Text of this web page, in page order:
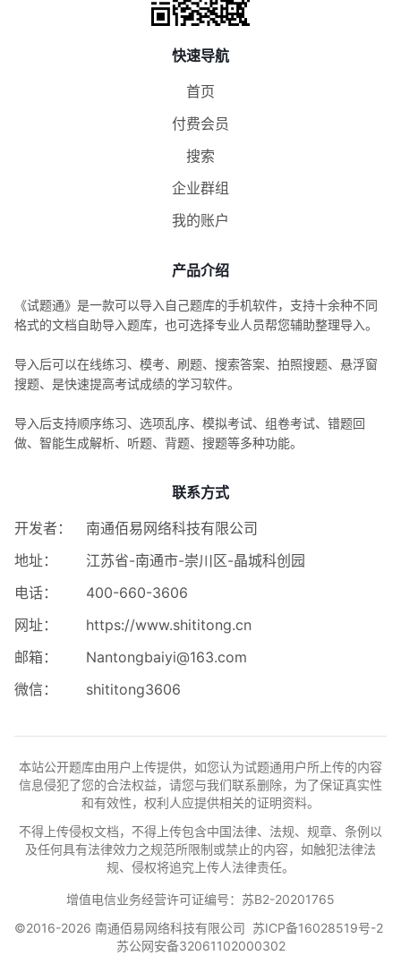
快速导航
首页
付费会员
搜索
企业群组
我的账户
产品介绍
《试题通》是一款可以导入自己题库的手机软件，支持十余种不同
格式的文档自助导入题库，也可选择专业人员帮您辅助整理导入。
导入后可以在线练习、模考、刷题、搜索答案、拍照搜题、悬浮窗
搜题、是快速提高考试成绩的学习软件。
导入后支持顺序练习、选项乱序、模拟考试、组卷考试、错题回
做、智能生成解析、听题、背题、搜题等多种功能。
联系方式
开发者：
南通佰易网络科技有限公司
地址：
江苏省-南通市-崇川区-晶城科创园
电话：
400-660-3606
网址：
https://www.shititong.cn
邮箱：
Nantongbaiyi@163.com
微信：
shititong3606
本站公开题库由用户上传提供，如您认为试题通用户所上传的内容
信息侵犯了您的合法权益，请您与我们联系删除，为了保证真实性
和有效性，权利人应提供相关的证明资料。
不得上传侵权文档，不得上传包含中国法律、法规、规章、条例以
及任何具有法律效力之规范所限制或禁止的内容，如触犯法律法
规、侵权将追究上传人法律责任。
增值电信业务经营许可证编号：苏B2-20201765
©2016-2026 南通佰易网络科技有限公司 苏ICP备16028519号-2
苏公网安备32061102000302